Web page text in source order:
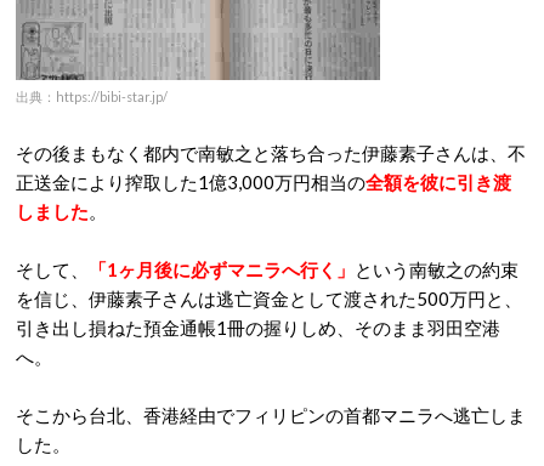
出典：https://bibi-star.jp/
その後まもなく都内で南敏之と落ち合った伊藤素子さんは、不
正送金により搾取した1億3,000万円相当の全額を彼に引き渡
しました。
そして、 「1ヶ月後に必ずマニラへ行く」 という南敏之の約束
を信じ、伊藤素子さんは逃亡資金として渡された500万円と、
引き出し損ねた預金通帳1冊の握りしめ、そのまま羽田空港
へ。
そこから台北、香港経由でフィリピンの首都マニラへ逃亡しま
した。